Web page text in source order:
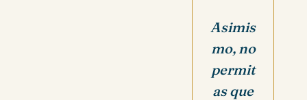
Asimis
mo, no
permit
as que